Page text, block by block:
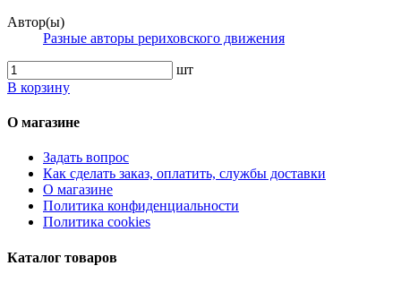
Автор(ы)
Разные авторы рериховского движения
шт
В корзину
О магазине
Задать вопрос
Как сделать заказ, оплатить, службы доставки
О магазине
Политика конфиденциальности
Политика cookies
Каталог товаров